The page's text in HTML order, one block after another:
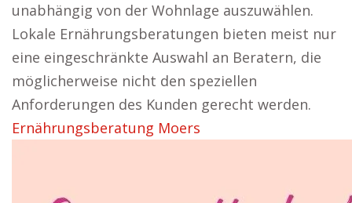
unabhängig von der Wohnlage auszuwählen.
Lokale Ernährungsberatungen bieten meist nur
eine eingeschränkte Auswahl an Beratern, die
möglicherweise nicht den speziellen
Anforderungen des Kunden gerecht werden.
Ernährungsberatung Moers